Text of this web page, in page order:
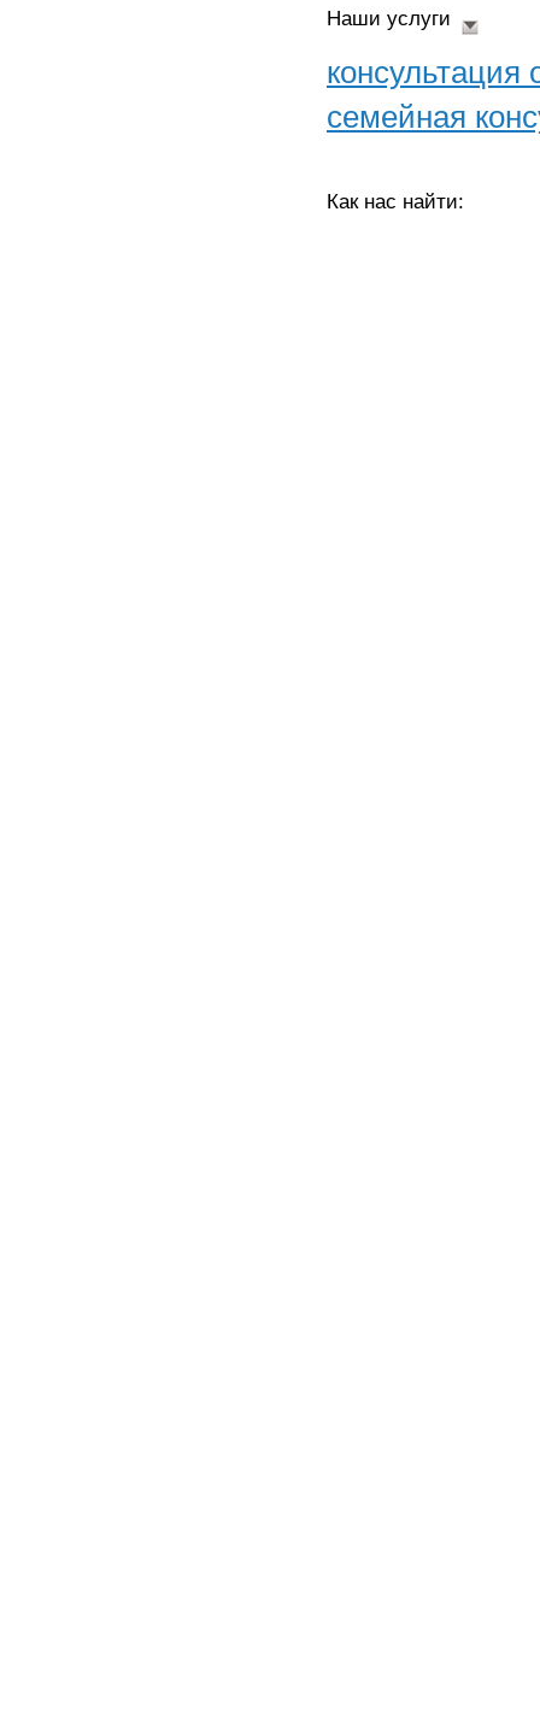
Наши услуги
консультация
семейная
Как нас найти: